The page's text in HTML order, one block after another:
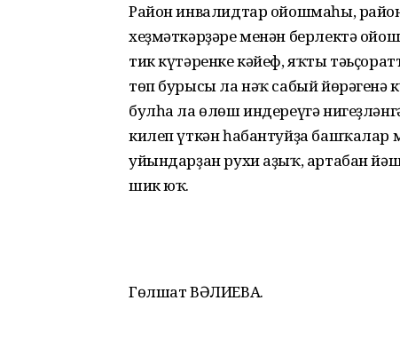
Район инвалидтар ойошмаһы,
хеҙмәткәрҙәре менән берлектә
тик күтәренке кәйеф, яҡты
төп бурысы ла нәҡ сабый йөрәгенә
булһа ла өлөш индереүгә
килеп үткән һабантуйҙа
уйындарҙан рухи аҙыҡ, артабан
шик юҡ.
Гөлшат ВӘЛИЕВА.